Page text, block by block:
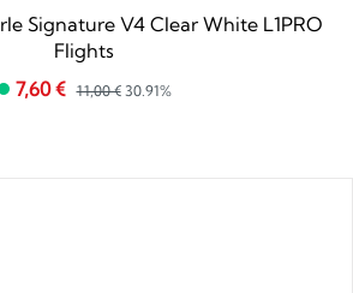
Signature V4 Clear White L1PRO
Flights
7,60 € 11,00 € 30.91%